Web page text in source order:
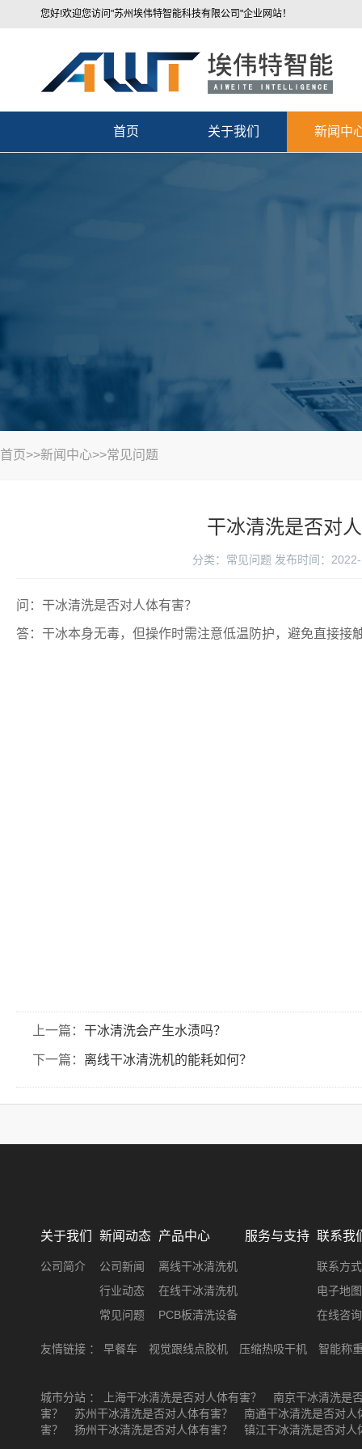
您好!欢迎您访问"苏州埃伟特智能科技有限公司"企业网站！
首页 关于我们 新闻中
首页>>新闻中心>>常见问题
干冰清洗是否对
分类：常见问题 发布时间：
问：干冰清洗是否对人体有害？
答：干冰本身无毒，但操作时需注意低温防护，避免直接接
上一篇： 干冰清洗会产生水渍吗？
下一篇： 离线干冰清洗机的能耗如何？
关于我们
公司简介
新闻动态
公司新闻
行业动态
常见问题
产品中心
离线干冰清洗机
在线干冰清洗机
PCB板清洗设备
服务与支持 联系我
联系方式
电子地图
在线咨询
友情链接 ： 早餐车 视觉跟线点胶机 压缩热吸干机 智能称
城市分站 ： 上海干冰清洗是否对人体有害？
南京干冰清洗是
害？
苏州干冰清洗是否对人体有害？
南通干冰清洗是否对人
害？
扬州干冰清洗是否对人体有害？ 镇江干冰清洗是否对人